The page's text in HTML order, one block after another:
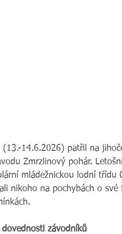
(13.-14.6.2026) patřil na
Zmrzlinový pohár.
mládežnickou lodní třídu
nikoho na pochybách o
dovednosti závodníků